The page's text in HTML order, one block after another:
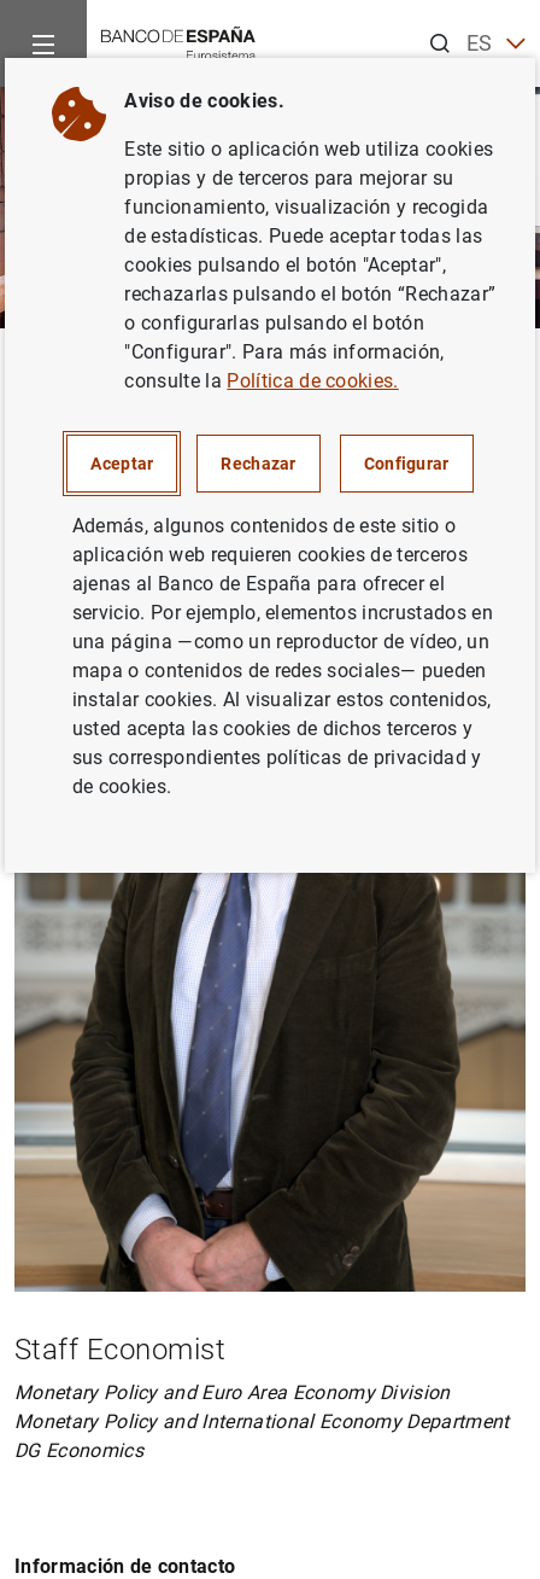
ESEN
Áreas de actuación Análisis e investigación
Staff Economist
Monetary Policy and Euro Area Economy Division
Monetary Policy and International Economy Department
DG Economics
Información de contacto
Aviso de cookies.
Este sitio o aplicación web utiliza cookies
propias y de terceros para mejorar su
funcionamiento, visualización y recogida
de estadísticas. Puede aceptar todas las
cookies pulsando el botón "Aceptar",
rechazarlas pulsando el botón “Rechazar”
o configurarlas pulsando el botón
"Configurar". Para más información,
consulte la Política de cookies.
Aceptar Rechazar Configurar
Además, algunos contenidos de este sitio o
aplicación web requieren cookies de terceros
ajenas al Banco de España para ofrecer el
servicio. Por ejemplo, elementos incrustados en
una página —como un reproductor de vídeo, un
mapa o contenidos de redes sociales— pueden
instalar cookies. Al visualizar estos contenidos,
usted acepta las cookies de dichos terceros y
sus correspondientes políticas de privacidad y
de cookies.